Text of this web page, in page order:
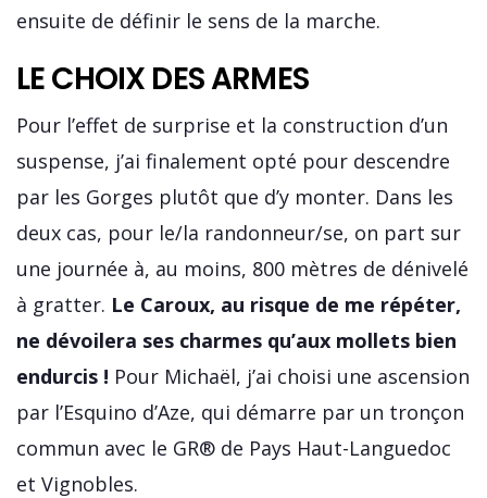
ensuite de définir le sens de la marche.
LE CHOIX DES ARMES
Pour l’effet de surprise et la construction d’un
suspense, j’ai finalement opté pour descendre
par les Gorges plutôt que d’y monter. Dans les
deux cas, pour le/la randonneur/se, on part sur
une journée à, au moins, 800 mètres de dénivelé
à gratter. Le Caroux, au risque de me répéter,
ne dévoilera ses charmes qu’aux mollets bien
endurcis ! Pour Michaël, j’ai choisi une ascension
par l’Esquino d’Aze, qui démarre par un tronçon
commun avec le GR® de Pays Haut-Languedoc
et Vignobles.